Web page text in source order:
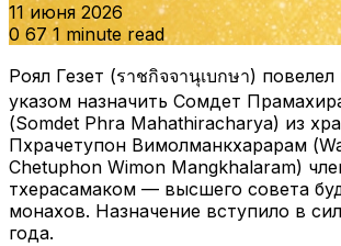
11 июня 2026
0 671 minute read
Роял Гезет (ราชกิจจานุเบกษา)
указом назначить Сомдет
(Somdet Phra Mahathiracharya) из
Пхрачетупон Вимолманкхарарам
Chetuphon Wimon Mangkhalaram)
тхерасамаком — высшего совета
монахов. Назначение вступило в
года.